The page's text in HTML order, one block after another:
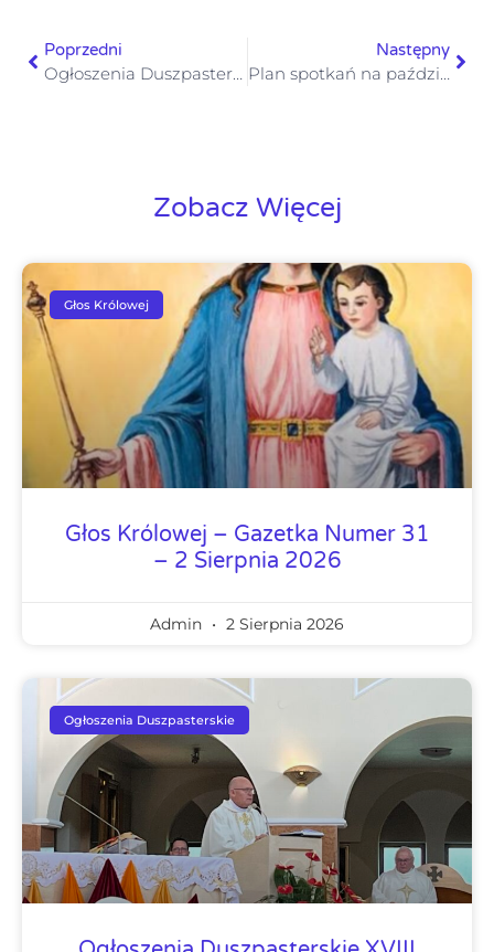
Poprzedni
Ogłoszenia Duszpasterskie XXVIII Niedziela Zwykła 12 października 2025
Następny
Plan spotkań na październik Klubu Seniora
Zobacz Więcej
Głos Królowej
Głos Królowej – Gazetka Numer 31
– 2 Sierpnia 2026
Admin 2 Sierpnia 2026
Ogłoszenia Duszpasterskie